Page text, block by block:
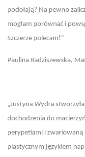
podołają? Na pewno
mogłam porównać i
Szczerze polecam!”
Paulina Radziszewska,
„Justyna Wydra
dochodzenia do
perypetiami i
plastycznym językiem